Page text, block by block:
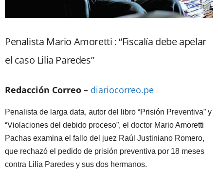
Penalista Mario Amoretti : “Fiscalía debe apelar
el caso Lilia Paredes”
Redacción Correo – diariocorreo.pe
Penalista de larga data, autor del libro “Prisión Preventiva” y
“Violaciones del debido proceso”, el doctor Mario Amoretti
Pachas examina el fallo del juez Raúl Justiniano Romero,
que rechazó el pedido de prisión preventiva por 18 meses
contra Lilia Paredes y sus dos hermanos.